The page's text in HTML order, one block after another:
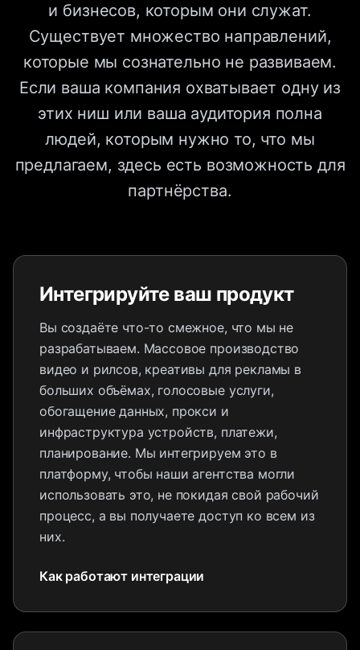
и бизнесов, которым они служат.
Существует множество направлений,
которые мы сознательно не развиваем.
Если ваша компания охватывает одну из
этих ниш или ваша аудитория полна
людей, которым нужно то, что мы
предлагаем, здесь есть возможность для
партнёрства.
Интегрируйте ваш продукт
Вы создаёте что-то смежное, что мы не
разрабатываем. Массовое производство
видео и рилсов, креативы для рекламы в
больших объёмах, голосовые услуги,
обогащение данных, прокси и
инфраструктура устройств, платежи,
планирование. Мы интегрируем это в
платформу, чтобы наши агентства могли
использовать это, не покидая свой рабочий
процесс, а вы получаете доступ ко всем из
них.
Как работают интеграции